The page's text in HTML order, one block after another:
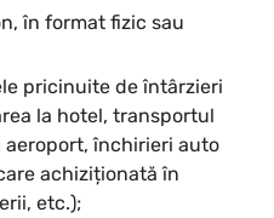
în format fizic sau
pricinuite de întârzieri
la hotel, transportul
aeroport, închirieri auto
achiziționată în
etc.);